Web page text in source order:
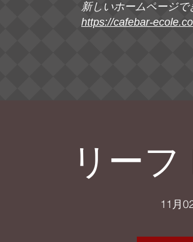
新しいホームページで
https://cafebar-
リー
11月